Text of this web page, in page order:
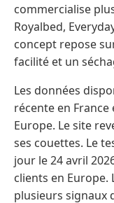
commercialise
Royalbed,
concept repose
facilité et un
Les données
récente en
Europe. Le site
ses couettes. Le
jour le 24 avril
clients en Europe.
plusieurs signaux